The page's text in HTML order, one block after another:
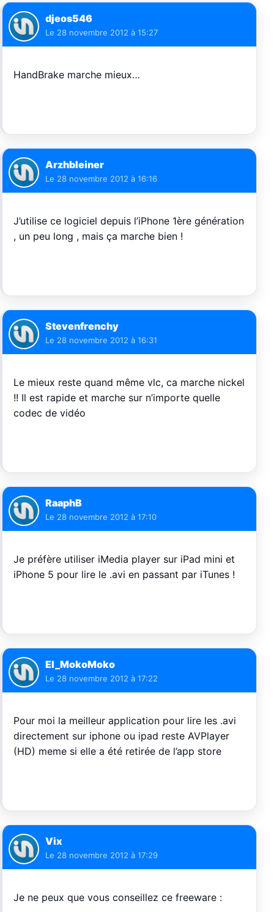
djeos546
Le 28 novembre 2012 à 15:27
HandBrake marche mieux…
Arzhbleiner
Le 28 novembre 2012 à 16:16
J’utilise ce logiciel depuis l’iPhone 1ère génération
, un peu long , mais ça marche bien !
Stevenfrenchy
Le 28 novembre 2012 à 16:31
Le mieux reste quand même vlc, ca marche nickel
!! Il est rapide et marche sur n’importe quelle
codec de vidéo
RaaphB
Le 28 novembre 2012 à 17:10
Je préfère utiliser iMedia player sur iPad mini et
iPhone 5 pour lire le .avi en passant par iTunes !
El_MokoMoko
Le 28 novembre 2012 à 17:22
Pour moi la meilleur application pour lire les .avi
directement sur iphone ou ipad reste AVPlayer
(HD) meme si elle a été retirée de l’app store
Vix
Le 28 novembre 2012 à 17:29
Je ne peux que vous conseillez ce freeware :